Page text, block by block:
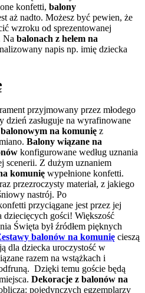
konfetti, balony
aż nadto. Możesz być pewien, że
wzroku od sprezentowanej
Na balonach z helem na
napis np. imię dziecka
przyjmowany przez młodego
dzień zasługuje na wyrafinowane
na komunię z
Balony wiązane na
konfigurowane według uznania
scenerii. Z dużym uznaniem
komunię wypełnione konfetti.
przezroczysty materiał, z jakiego
nastrój. Po
przyciągane jest przez jej
dziecięcych gości! Większość
Święta był źródłem pięknych
balonów na komunię cieszą
dla dziecka uroczystość w
razem na wstążkach i
Dzięki temu goście będą
Dekoracje z balonów na
pojedynczych egzemplarzy